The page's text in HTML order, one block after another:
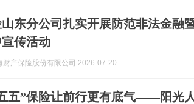
东分公司扎实开展防范非法金融
传活动
财产保险股份有限公司 2026-07-20
五”保险让前行更有底气——阳光